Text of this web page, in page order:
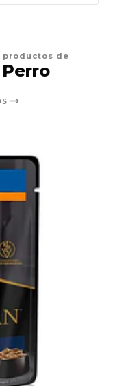
productos de